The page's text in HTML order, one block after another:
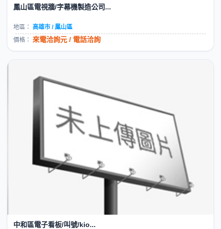
鳳山區電視牆/字幕機製造公司...
地區：
高雄市 / 鳳山區
價格： 來電洽詢元 / 電話洽詢
中和區電子看板/叫號/kio...